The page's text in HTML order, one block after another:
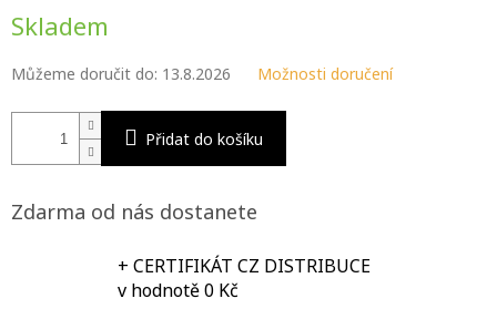
cena:
Skladem
Můžeme doručit do: 13.8.2026 Možnosti doručení
Přidat do košíku
Zdarma od nás dostanete
+ CERTIFIKÁT CZ DISTRIBUCE
v hodnotě 0 Kč